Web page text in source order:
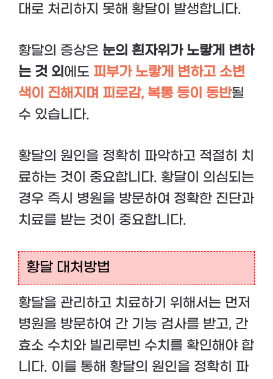
대로 처리하지 못해 황달이 발생합니다.
황달의 증상은 눈의 흰자위가 노랗게 변하
는 것 외 에도 피부가 노랗게 변하고 소변
색이 진해지며 피로감, 복통 등이 동반될
수 있습니다.
황달의 원인을 정확히 파악하고 적절히 치
료하는 것이 중요합니다. 황달이 의심되는
경우 즉시 병원을 방문하여 정확한 진단과
치료를 받는 것이 중요합니다.
황달 대처방법
황달을 관리하고 치료하기 위해서는 먼저
병원을 방문하여 간 기능 검사를 받고, 간
효소 수치와 빌리루빈 수치를 확인해야 합
니다. 이를 통해 황달의 원인을 정확히 파